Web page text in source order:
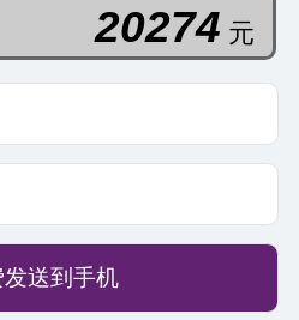
11072 元
发送到手机